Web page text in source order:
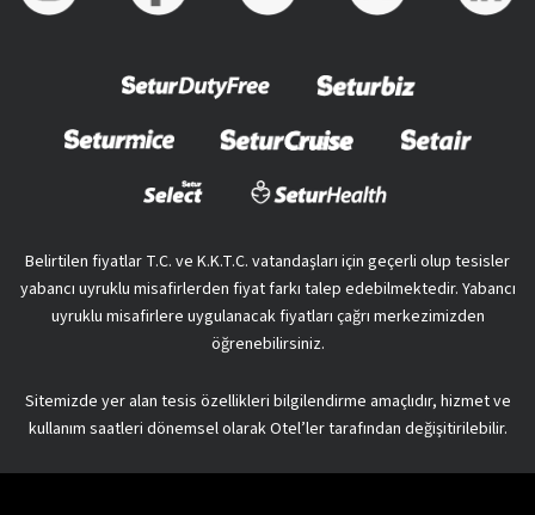
Belirtilen fiyatlar T.C. ve K.K.T.C. vatandaşları için geçerli olup tesisler
yabancı uyruklu misafirlerden fiyat farkı talep edebilmektedir. Yabancı
uyruklu misafirlere uygulanacak fiyatları çağrı merkezimizden
öğrenebilirsiniz.
Sitemizde yer alan tesis özellikleri bilgilendirme amaçlıdır, hizmet ve
kullanım saatleri dönemsel olarak Otel’ler tarafından değişitirilebilir.